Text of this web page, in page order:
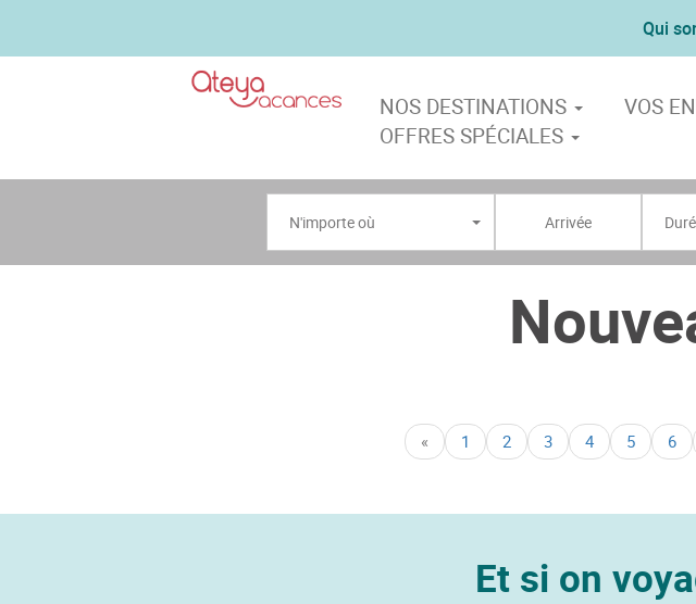
Qui
NOS DESTINATIONS
VOS
OFFRES SPÉCIALES
N'importe où
« 1 2 3 4 5 6
Et si on